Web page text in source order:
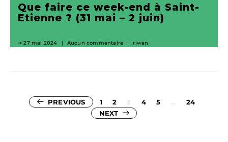
Que faire ce week-end à Saint-
Etienne ? (31 mai – 2 juin)
27 mai 2024 Aucun commentaire riwan
Pagination
des
PREVIOUS 1 2 3 4 5 …
24
NEXT